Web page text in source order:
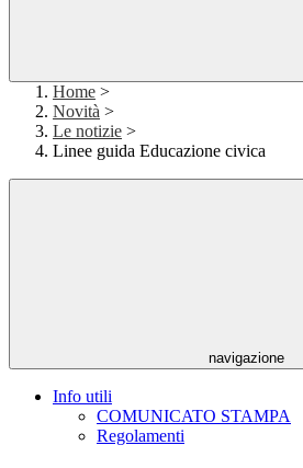
Home >
Novità >
Le notizie >
Linee guida Educazione civica
navigazione
Info utili
COMUNICATO STAMPA
Regolamenti